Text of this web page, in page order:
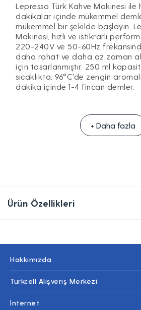
Lepresso Türk Kahve Makinesi ile
dakikalar içinde mükemmel
mükemmel bir şekilde başlayın.
Makinesi, hızlı ve istikrarlı
220-240V ve 50-60Hz
daha rahat ve daha az zaman
için tasarlanmıştır. 250 ml
sıcaklıkta, 96°C'de zengin
dakika içinde 1-4 fincan demler.
+ Daha fazla
Ürün Özellikleri
Hakkımızda
Turkcell Alışveriş Merkezi
İnternet